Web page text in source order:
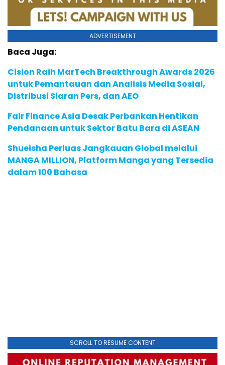
ADVERTISEMENT
Baca Juga:
Cision Raih MarTech Breakthrough Awards 2026
untuk Pemantauan dan Analisis Media Sosial,
Distribusi Siaran Pers, dan AEO
Fair Finance Asia Desak Perbankan Hentikan
Pendanaan untuk Sektor Batu Bara di ASEAN
Shueisha Perluas Jangkauan Global melalui
MANGA MILLION, Platform Manga yang Tersedia
dalam 100 Bahasa
SCROLL TO RESUME CONTENT